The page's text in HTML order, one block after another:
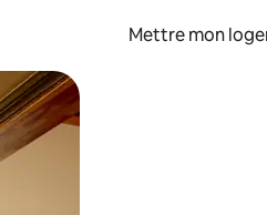
Mettre mon